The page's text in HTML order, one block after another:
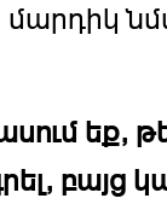
մարդիկ
եք,
բայց